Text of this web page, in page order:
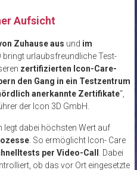
Aufsicht
Zuhause aus und im
bringt urlaubsfreundliche Test-
zertifizierten Icon-Care-
den Gang in ein Testzentrum
anerkannte Zertifikate“,
der Icon 3D GmbH.
legt dabei höchsten Wert auf
. So ermöglicht Icon- Care
per Video-Call
. Dabei
ob das vor Ort eingesetzte